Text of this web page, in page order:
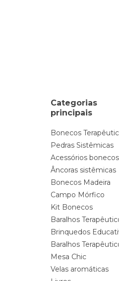
Categorias
principais
Bonecos
Pedras Sistêmicas
Acessórios bonecos
Âncoras sistêmicas
Bonecos Madeira
Campo Mórfico
Kit Bonecos
Baralhos
Brinquedos
Baralhos
Mesa Chic
Velas aromáticas